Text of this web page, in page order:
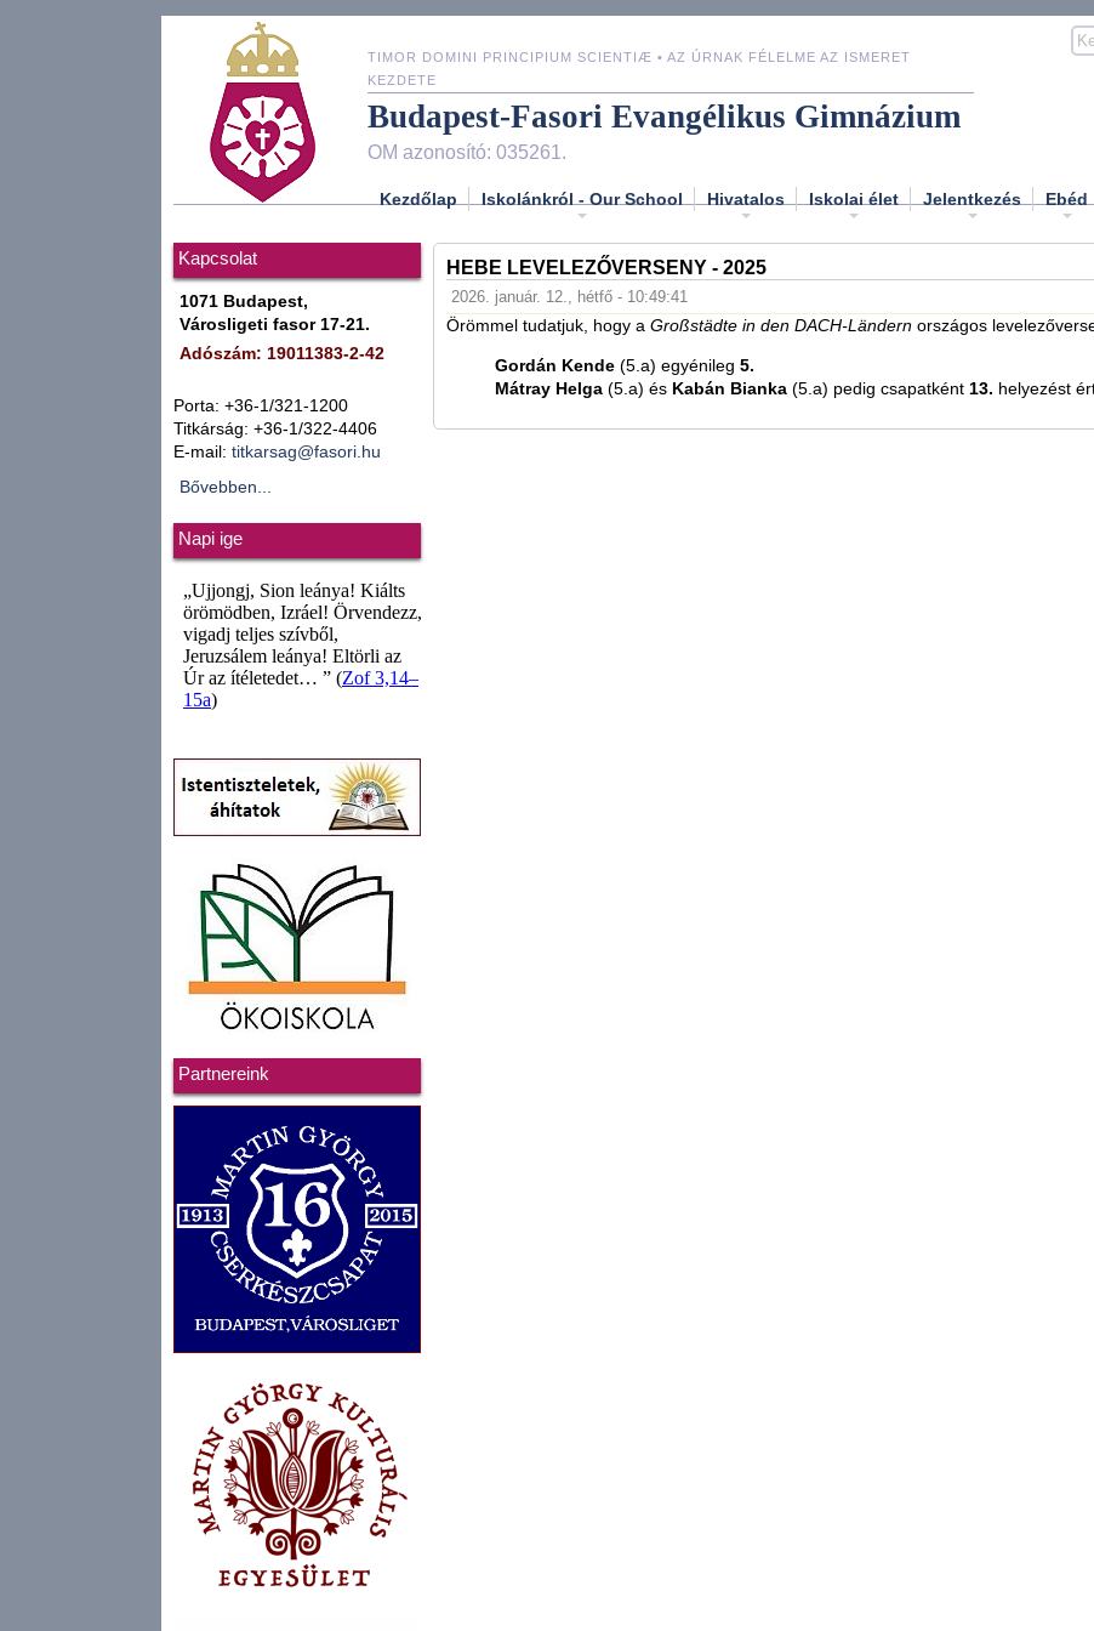
TIMOR DOMINI PRINCIPIUM SCIENTIÆ • AZ ÚRNAK FÉLELME AZ ISMERET
KEZDETE
Budapest-Fasori Evangélikus Gimnázium
OM azonosító: 035261.
Kezdőlap Iskolánkról - Our School Hivatalos Iskolai élet Jelentkezés Ebéd
Kapcsolat
1071 Budapest,
Városligeti fasor 17-21.
Adószám: 19011383-2-42
Porta: +36-1/321-1200
Titkárság: +36-1/322-4406
E-mail: titkarsag@fasori.hu
Bővebben...
Napi ige
Partnereink
HEBE LEVELEZŐVERSENY - 2025
2026. január. 12., hétfő - 10:49:41
Örömmel tudatjuk, hogy a Großstädte in den DACH-Ländern országos
Gordán Kende (5.a) egyénileg 5.
Mátray Helga (5.a) és Kabán Bianka (5.a) pedig csapatként 13. helyezést